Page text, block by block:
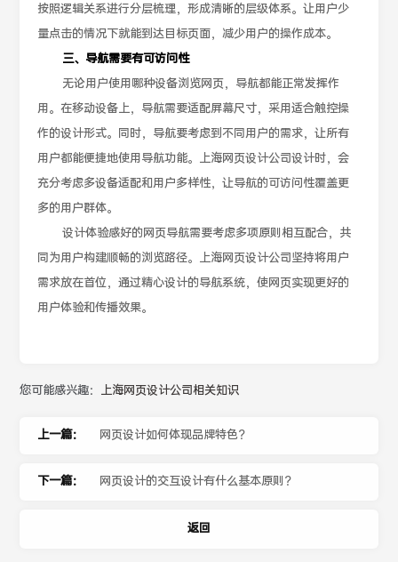
按照逻辑关系进行分层梳理，形成清晰的层级体系。让用户少
量点击的情况下就能到达目标页面，减少用户的操作成本。
三、导航需要有可访问性
无论用户使用哪种设备浏览网页，导航都能正常发挥作
用。在移动设备上，导航需要适配屏幕尺寸，采用适合触控操
作的设计形式。同时，导航要考虑到不同用户的需求，让所有
用户都能便捷地使用导航功能。上海网页设计公司设计时，会
充分考虑多设备适配和用户多样性，让导航的可访问性覆盖更
多的用户群体。
设计体验感好的网页导航需要考虑多项原则相互配合，共
同为用户构建顺畅的浏览路径。上海网页设计公司坚持将用户
需求放在首位，通过精心设计的导航系统，使网页实现更好的
用户体验和传播效果。
您可能感兴趣： 上海网页设计公司相关知识
上一篇： 网页设计如何体现品牌特色？
下一篇： 网页设计的交互设计有什么基本原则？
返回